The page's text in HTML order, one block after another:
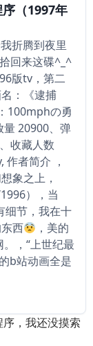
（1997年
折腾到夜里
回来这碟^_^
版tv，第二
：《逮捕
100mphの勇
量 20900、弹
收藏人数
者简介 ，
象之上，
），当
细节，我在十
西
，美的
，“上世纪最
b站动画全是
，我还没摸索